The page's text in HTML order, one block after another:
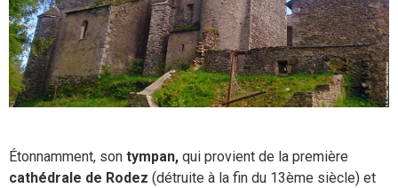
Étonnamment, son tympan, qui provient de la première
cathédrale de Rodez (détruite à la fin du 13ème siècle) et